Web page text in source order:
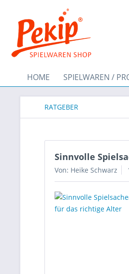
HOME SPIELWAREN /
RATGEBER
Sinnvolle
Von: Heike Schwarz